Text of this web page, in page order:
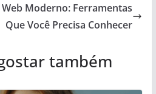
Moderno: Ferramentas
Que Você Precisa Conhecer
também